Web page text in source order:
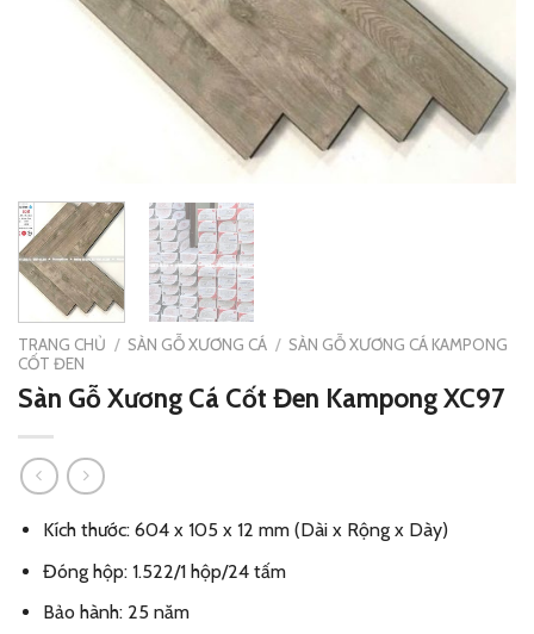
TRANG CHỦ / SÀN GỖ XƯƠNG CÁ / SÀN GỖ XƯƠNG CÁ KAMPONG
CỐT ĐEN
Sàn Gỗ Xương Cá Cốt Đen Kampong XC97
Kích thước: 604 x 105 x 12 mm (Dài x Rộng x Dày)
Đóng hộp: 1.522/1 hộp/24 tấm
Bảo hành: 25 năm